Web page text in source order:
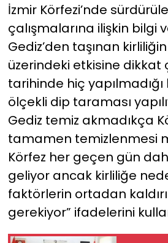
İzmir Körfezi’nde
çalışmalarına ilişkin bilgi
Gediz’den taşınan
üzerindeki etkisine dikkat
tarihinde hiç
ölçekli dip taraması
Gediz temiz akmadıkça
tamamen temizlenmesi
Körfez her geçen gün
geliyor ancak kirliliğe
faktörlerin ortadan
gerekiyor” ifadelerini